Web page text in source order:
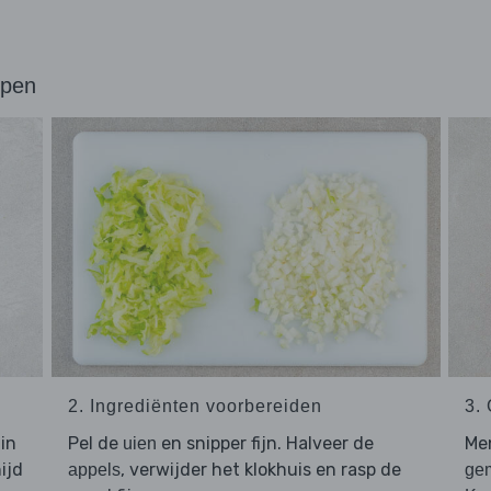
2. Ingrediënten voorbereiden
Pel de uien en snipper fijn. Halveer de
appels, verwijder het klokhuis en rasp de
3.